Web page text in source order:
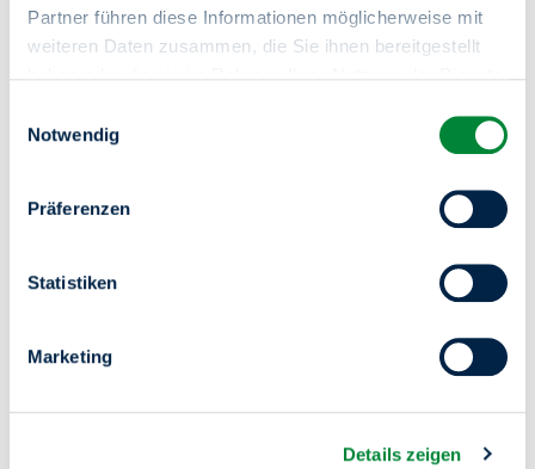
Partner führen diese Informationen möglicherweise mit
weiteren Daten zusammen, die Sie ihnen bereitgestellt
Sie haben das Recht Ihre erteilten Einwilligungen
jederzeit zu widerrufen. Dies ist über einen erneuten
Aufruf dieses Tools über den Button am unteren linken
Rand möglich.
Notwendig
Präferenzen
Statistiken
Marketing
Details zeigen
Wohnen im Grünen– mit WBS 140 mit
Kleeblattstraße 18 | Altglienicke
473,82 €
sofort